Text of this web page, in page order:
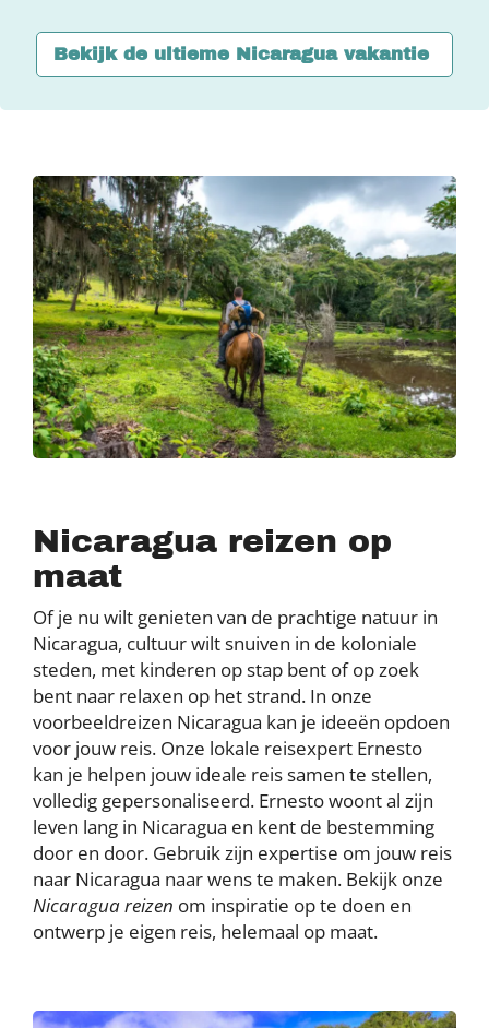
Bekijk de ultieme Nicaragua vakantie
Nicaragua reizen op
maat
Of je nu wilt genieten van de prachtige natuur in
Nicaragua, cultuur wilt snuiven in de koloniale
steden, met kinderen op stap bent of op zoek
bent naar relaxen op het strand. In onze
voorbeeldreizen Nicaragua kan je ideeën opdoen
voor jouw reis. Onze lokale reisexpert Ernesto
kan je helpen jouw ideale reis samen te stellen,
volledig gepersonaliseerd. Ernesto woont al zijn
leven lang in Nicaragua en kent de bestemming
door en door. Gebruik zijn expertise om jouw reis
naar Nicaragua naar wens te maken. Bekijk onze
Nicaragua reizen om inspiratie op te doen en
ontwerp je eigen reis, helemaal op maat.